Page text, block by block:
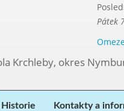
Pátek
Krchleby, okres
Historie Kontakty a